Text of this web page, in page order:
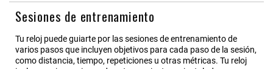
Sesiones de entrenamiento
Tu reloj puede guiarte por las sesiones de entrenamiento de
varios pasos que incluyen objetivos para cada paso de la sesión,
como distancia, tiempo, repeticiones u otras métricas. Tu reloj